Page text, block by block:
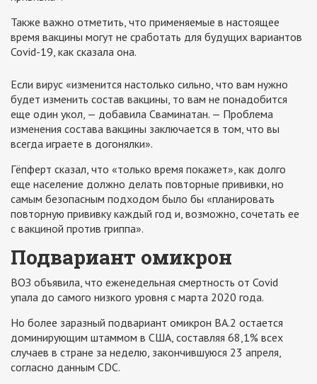
Также важно отметить, что применяемые в настоящее
время вакцины могут не сработать для будущих вариантов
Covid-19, как сказала она.
Если вирус «изменится настолько сильно, что вам нужно
будет изменить состав вакцины, то вам не понадобится
еще один укол, — добавила Сваминатан. — Проблема
изменения состава вакцины заключается в том, что вы
всегда играете в догонялки».
Гёпферт сказал, что «только время покажет», как долго
еще население должно делать повторные прививки, но
самым безопасным подходом было бы «планировать
повторную прививку каждый год и, возможно, сочетать ее
с вакциной против гриппа».
Подвариант омикрон
ВОЗ объявила, что еженедельная смертность от Covid
упала до самого низкого уровня с марта 2020 года.
Но более заразный подвариант омикрон BA.2 остается
доминирующим штаммом в США, составляя 68,1% всех
случаев в стране за неделю, закончившуюся 23 апреля,
согласно данным CDC.